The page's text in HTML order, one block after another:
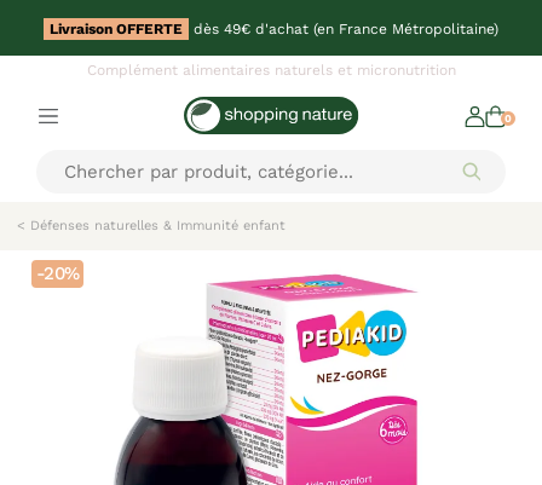
Livraison OFFERTE dès 49€ d'achat (en France Métropolitaine)
Complément alimentaires naturels et micronutrition
0
< Défenses naturelles & Immunité enfant
-20%